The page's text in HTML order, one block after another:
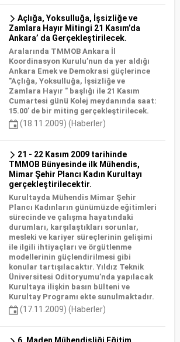
Açlığa, Yoksulluğa, İşsizliğe ve
Zamlara Hayır Mitingi 21 Kasım’da
Ankara’ da Gerçekleştirilecek.
Aralarında TMMOB Ankara İl
Koordinasyon Kurulu’nun da yer aldığı
Ankara Emek ve Demokrasi güçlerince
"Açlığa, Yoksulluğa, İşsizliğe ve
Zamlara Hayır " başlığı ile 21 Kasım
Cumartesi günü Kolej meydanında saat:
15.00' de bir miting gerçekleştirilecek.
(18.11.2009) (Haberler)
21 - 22 Kasım 2009 tarihinde
TMMOB Bünyesinde ilk Mühendis,
Mimar Şehir Plancı Kadın Kurultayı
gerçekleştirilecektir.
Kurultayda Mühendis Mimar Şehir
Plancı Kadınların günümüzde eğitimleri
sürecinde ve çalışma hayatındaki
durumları, karşılaştıkları sorunlar,
mesleki ve kariyer süreçlerinin gelişimi
ile ilgili ihtiyaçları ve örgütlenme
modellerinin güçlendirilmesi gibi
konular tartışılacaktır. Yıldız Teknik
Üniversitesi Oditoryumu’nda yapılacak
Kurultaya ilişkin basın bülteni ve
Kurultay Programı ekte sunulmaktadır.
(17.11.2009) (Haberler)